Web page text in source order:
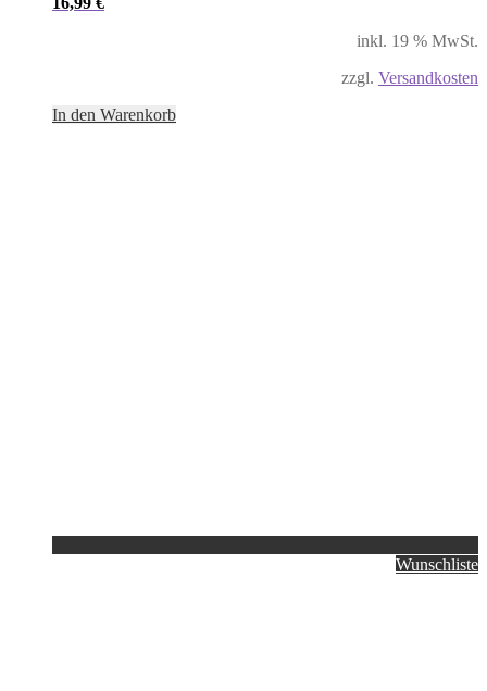
inkl. 19 % MwSt.
zzgl. Versandkosten
In den Warenkorb
Wunschliste